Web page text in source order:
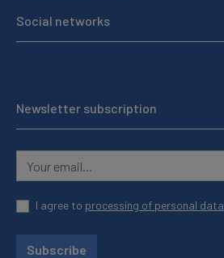
Social networks
Newsletter subscription
I agree to processing of personal data
Subscribe